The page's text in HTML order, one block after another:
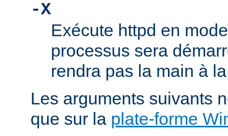
-X
Exécute httpd en
processus sera
rendra pas la main à
Les arguments suivants
que sur la plate-forme